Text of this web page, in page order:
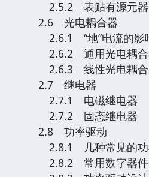
2.5.2 表贴有源元器
2.6 光电耦合器
2.6.1 “地”电流的影
2.6.2 通用光电耦合
2.6.3 线性光电耦合
2.7 继电器
2.7.1 电磁继电器
2.7.2 固态继电器
2.8 功率驱动
2.8.1 几种常见的功
2.8.2 常用数字器件